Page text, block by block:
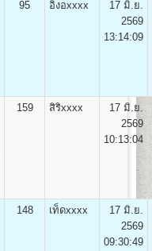
ประเทศ (Plan B)
(Plan C)
ปี จำนวน 137
.) Bachelor of
ษฎีและเชิงปริมาณ
เศรษฐศาสตร์การ
ศาสตร์การคลังและ
ะเทศและโลกาภิวัตน์
บแผ่นระบายให้ใส่
ามี) กรณี
ดคู่กับสำเนาวุฒิบัตร
- ตรวจหลักฐานการสมัค
- ออกเลขรหัสประจำ ตัว
- แนะนำ การติดสติ๊กเกอ
- เลือกกระบวนวิชาลงท
โดยดูกระบวนวิชาชั้นปี
*(กรณีผู้ใช้ม.ร.๓๖, ม.ร.๓
หง
- ชำระเงินค่าธรรมเนีย
(ดูรายละเอียดหน้า ๑๓
95 อิงอxxxx
17 มิ.ย.
2569
13:14:09
159 สิริxxxx
17 มิ.ย.
2569
10:13:04
148 เท็ดxxxx
17 มิ.ย.
2569
09:30:49